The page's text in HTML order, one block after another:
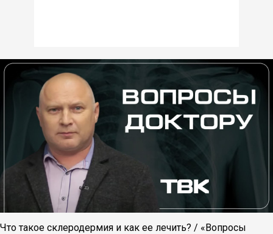
Что такое склеродермия и как ее лечить? / «Вопросы